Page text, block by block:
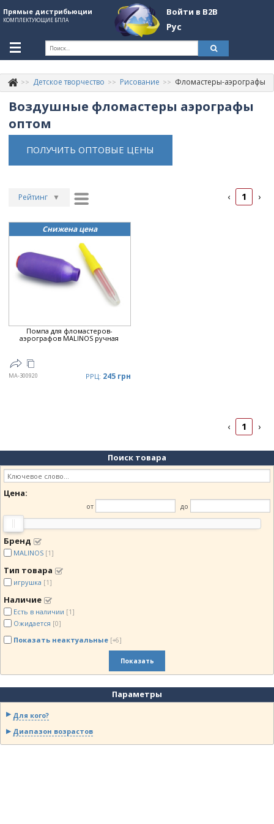
Прямые дистрибьюции
КОМПЛЕКТУЮЩИЕ БПЛА
Войти в B2B
Рус
+380507774092 Контакты
Обзоры
Войти в B2B
Стать партнером
Детское творчество Рисование Фломастеры-аэрографы
Воздушные фломастеры аэрографы
оптом
ПОЛУЧИТЬ ОПТОВЫЕ ЦЕНЫ
Рейтинг ▼
Дата ▲
Дата
Цена ▲
Цена ▼
‹ 1 ›
Снижена цена
Помпа для фломастеров-
аэрографов MALINOS ручная
MA-300920 РРЦ: 245 грн
‹ 1 ›
Поиск товара
Цена:
от до
Бренд
MALINOS [1]
Тип товара
игрушка [1]
Наличие
Есть в наличии [1]
Ожидается [0]
Показать неактуальные [+6]
Показать
Параметры
Для кого?
Диапазон возрастов